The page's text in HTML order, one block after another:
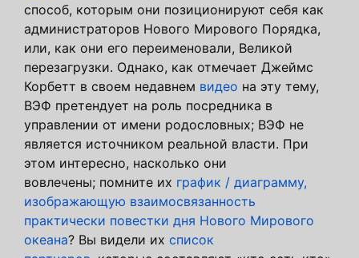
способ, которым они позиционируют себя как
администраторов Нового Мирового Порядка,
или, как они его переименовали, Великой
перезагрузки. Однако, как отмечает Джеймс
Корбетт в своем недавнем видео на эту тему,
ВЭФ претендует на роль посредника в
управлении от имени родословных; ВЭФ не
является источником реальной власти. При
этом интересно, насколько они
вовлечены; помните их график / диаграмму,
изображающую взаимосвязанность
практически повестки дня Нового Мирового
океана? Вы видели их список